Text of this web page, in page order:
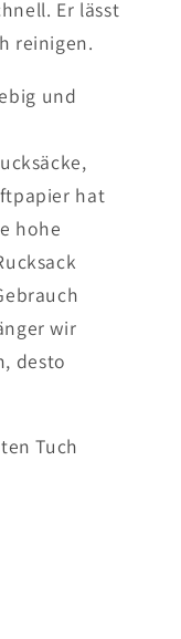
Er lässt
reinigen.
und
hat
hohe
wir
desto
Tuch